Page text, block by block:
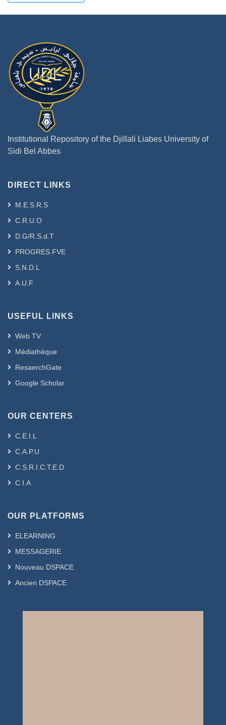
Institutional Repository of the Djillali Liabes University of
Sidi Bel Abbes
DIRECT LINKS
M.E.S.R.S
C.R.U.O
D.G/R.S.d.T
PROGRES FVE
S.N.D.L
A.U.F
USEFUL LINKS
Web TV
Médiathèque
ResaerchGate
Google Scholar
OUR CENTERS
C.E.I.L
C.A.P.U
C.S.R.I.C.T.E.D
C.I.A
OUR PLATFORMS
ELEARNING
MESSAGERIE
Nouveau DSPACE
Ancien DSPACE